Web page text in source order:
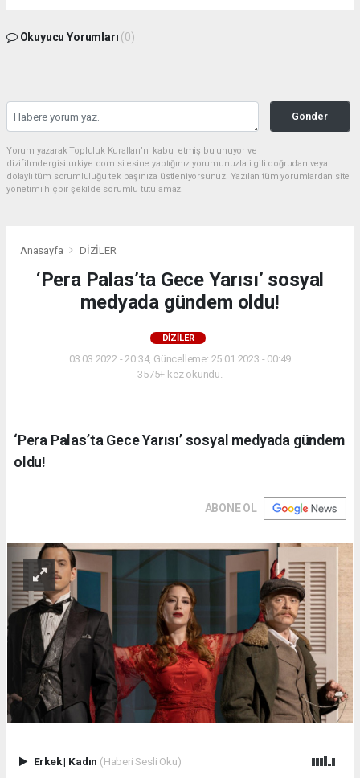
Okuyucu Yorumları (0)
Gönder
Yorum yazarak Topluluk Kuralları’nı kabul etmiş bulunuyor ve
dizifilmdergisiturkiye.com sitesine yaptığınız yorumunuzla ilgili doğrudan veya
dolaylı tüm sorumluluğu tek başınıza üstleniyorsunuz. Yazılan tüm yorumlardan site
yönetimi hiçbir şekilde sorumlu tutulamaz.
Anasayfa DİZİLER
‘Pera Palas’ta Gece Yarısı’ sosyal
medyada gündem oldu!
DİZİLER
03.03.2022 - 20:34, Güncelleme: 25.01.2023 - 00:49
3575+ kez okundu.
‘Pera Palas’ta Gece Yarısı’ sosyal medyada gündem
oldu!
ABONE OL
Erkek| Kadın (Haberi Sesli Oku)